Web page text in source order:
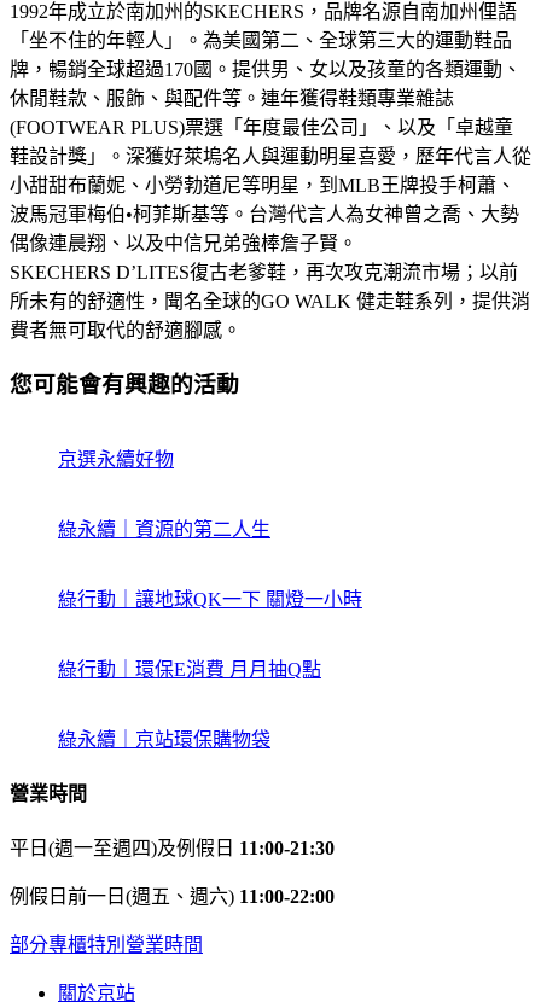
1992年成立於南加州的SKECHERS，品牌名源自南加州俚語
「坐不住的年輕人」。為美國第二、全球第三大的運動鞋品
牌，暢銷全球超過170國。提供男、女以及孩童的各類運動、
休閒鞋款、服飾、與配件等。連年獲得鞋類專業雜誌
(FOOTWEAR PLUS)票選「年度最佳公司」、以及「卓越童
鞋設計獎」。深獲好萊塢名人與運動明星喜愛，歷年代言人從
小甜甜布蘭妮、小勞勃道尼等明星，到MLB王牌投手柯蕭、
波馬冠軍梅伯•柯菲斯基等。台灣代言人為女神曾之喬、大勢
偶像連晨翔、以及中信兄弟強棒詹子賢。
SKECHERS D’LITES復古老爹鞋，再次攻克潮流市場；以前
所未有的舒適性，聞名全球的GO WALK 健走鞋系列，提供消
費者無可取代的舒適腳感。
您可能會有興趣的活動
京選永續好物
綠永續｜資源的第二人生
綠行動｜讓地球QK一下 關燈一小時
綠行動｜環保E消費 月月抽Q點
綠永續｜京站環保購物袋
營業時間
平日(週一至週四)及例假日 11:00-21:30
例假日前一日(週五、週六) 11:00-22:00
部分專櫃特別營業時間
關於京站